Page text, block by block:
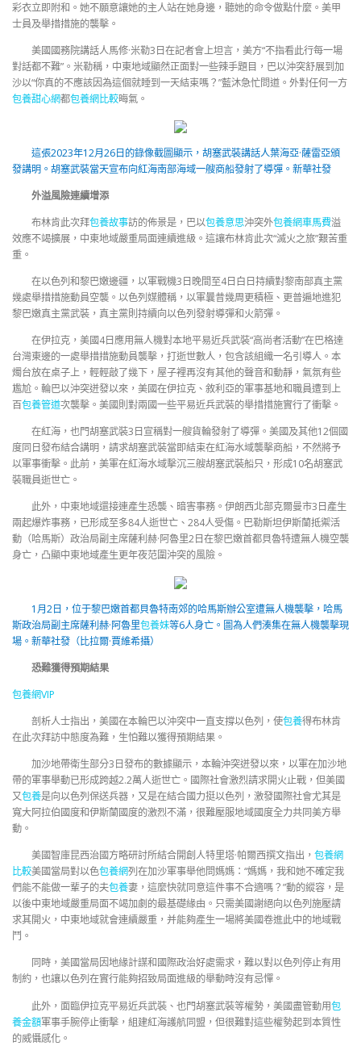
彩衣立即附和。她不願意讓她的主人站在她身邊，聽她的命令做點什麼。美甲
士員及舉措措施的襲擊。
美國國務院講話人馬修·米勒3日在記者會上坦言，美方“不指看此行每一場
對話都不難”。米勒稱，中東地域顯然正面對一些辣手題目，巴以沖突舒展到加
沙以“你真的不應該因為這個就睡到一天結束嗎？”藍沐急忙問道。外對任何一方
包養甜心網都包養網比較晦氣。
這張2023年12月26日的錄像截圖顯示，胡塞武裝講話人葉海亞·薩雷亞頒
發講明。胡塞武裝當天宣布向紅海南部海域一艘商船發射了導彈。新華社發
外溢風險連續增添
布林肯此次拜包養故事訪的佈景是，巴以包養意思沖突外包養網車馬費溢
效應不竭擴展，中東地域嚴重局面連續進級。這讓布林肯此次“滅火之旅”艱苦重
重。
在以色列和黎巴嫩邊疆，以軍戰機3日晚間至4日白日持續對黎南部真主黨
幾處舉措措施動員空襲。以色列媒體稱，以軍曩昔幾周更積極、更普遍地進犯
黎巴嫩真主黨武裝，真主黨則持續向以色列發射導彈和火箭彈。
在伊拉克，美國4日應用無人機對本地平易近兵武裝“高尚者活動”在巴格達
台灣東邊的一處舉措措施動員襲擊，打逝世數人，包含該組織一名引導人。本
燭台放在桌子上，輕輕敲了幾下，屋子裡再沒有其他的聲音和動靜，氣氛有些
尷尬。輪巴以沖突迸發以來，美國在伊拉克、敘利亞的軍事基地和職員遭到上
百包養管道次襲擊。美國則對兩國一些平易近兵武裝的舉措措施實行了衝擊。
在紅海，也門胡塞武裝3日宣稱對一艘貨輪發射了導彈。美國及其他12個國
度同日發布結合講明，請求胡塞武裝當即結束在紅海水域襲擊商船，不然將予
以軍事衝擊。此前，美軍在紅海水域擊沉三艘胡塞武裝船只，形成10名胡塞武
裝職員逝世亡。
此外，中東地域還接連產生恐襲、暗害事務。伊朗西北部克爾曼市3日產生
兩起爆炸事務，已形成至多84人逝世亡、284人受傷。巴勒斯坦伊斯蘭抵禦活
動（哈馬斯）政治局副主席薩利赫·阿魯里2日在黎巴嫩首都貝魯特遭無人機空襲
身亡，凸顯中東地域產生更年夜范圍沖突的風險。
1月2日，位于黎巴嫩首都貝魯特南郊的哈馬斯辦公室遭無人機襲擊，哈馬
斯政治局副主席薩利赫·阿魯里包養妹等6人身亡。圖為人們湊集在無人機襲擊現
場。 新華社發（比拉爾·賈維希攝）
恐難獲得預期結果
包養網VIP
剖析人士指出，美國在本輪巴以沖突中一直支撐以色列，使包養得布林肯
在此次拜訪中態度為難，生怕難以獲得預期結果。
加沙地帶衛生部分3日發布的數據顯示，本輪沖突迸發以來，以軍在加沙地
帶的軍事舉動已形成跨越2.2萬人逝世亡。國際社會激烈請求開火止戰，但美國
又包養是向以色列保送兵器，又是在結合國力挺以色列，激發國際社會尤其是
寬大阿拉伯國度和伊斯蘭國度的激烈不滿，很難壓服地域國度全力共同美方舉
動。
美國智庫昆西治國方略研討所結合開創人特里塔·帕爾西撰文指出， 包養網
比較美國當局對以色包養網列在加沙軍事舉他問媽媽：“媽媽，我和她不確定我
們能不能做一輩子的夫包養妻，這麼快就同意這件事不合適嗎？”動的縱容，是
以後中東地域嚴重局面不竭加劇的最基礎緣由。只需美國謝絕向以色列施壓請
求其開火，中東地域就會連續嚴重，并能夠產生一場將美國卷進此中的地域戰
鬥。
同時，美國當局因地緣計謀和國際政治好處需求，難以對以色列停止有用
制約，也讓以色列在實行能夠招致局面進級的舉動時沒有忌憚。
此外，面臨伊拉克平易近兵武裝、也門胡塞武裝等權勢，美國盡管動用包
養金額軍事手腕停止衝擊，組建紅海護航同盟，但很難對這些權勢起到本質性
的威懾感化。